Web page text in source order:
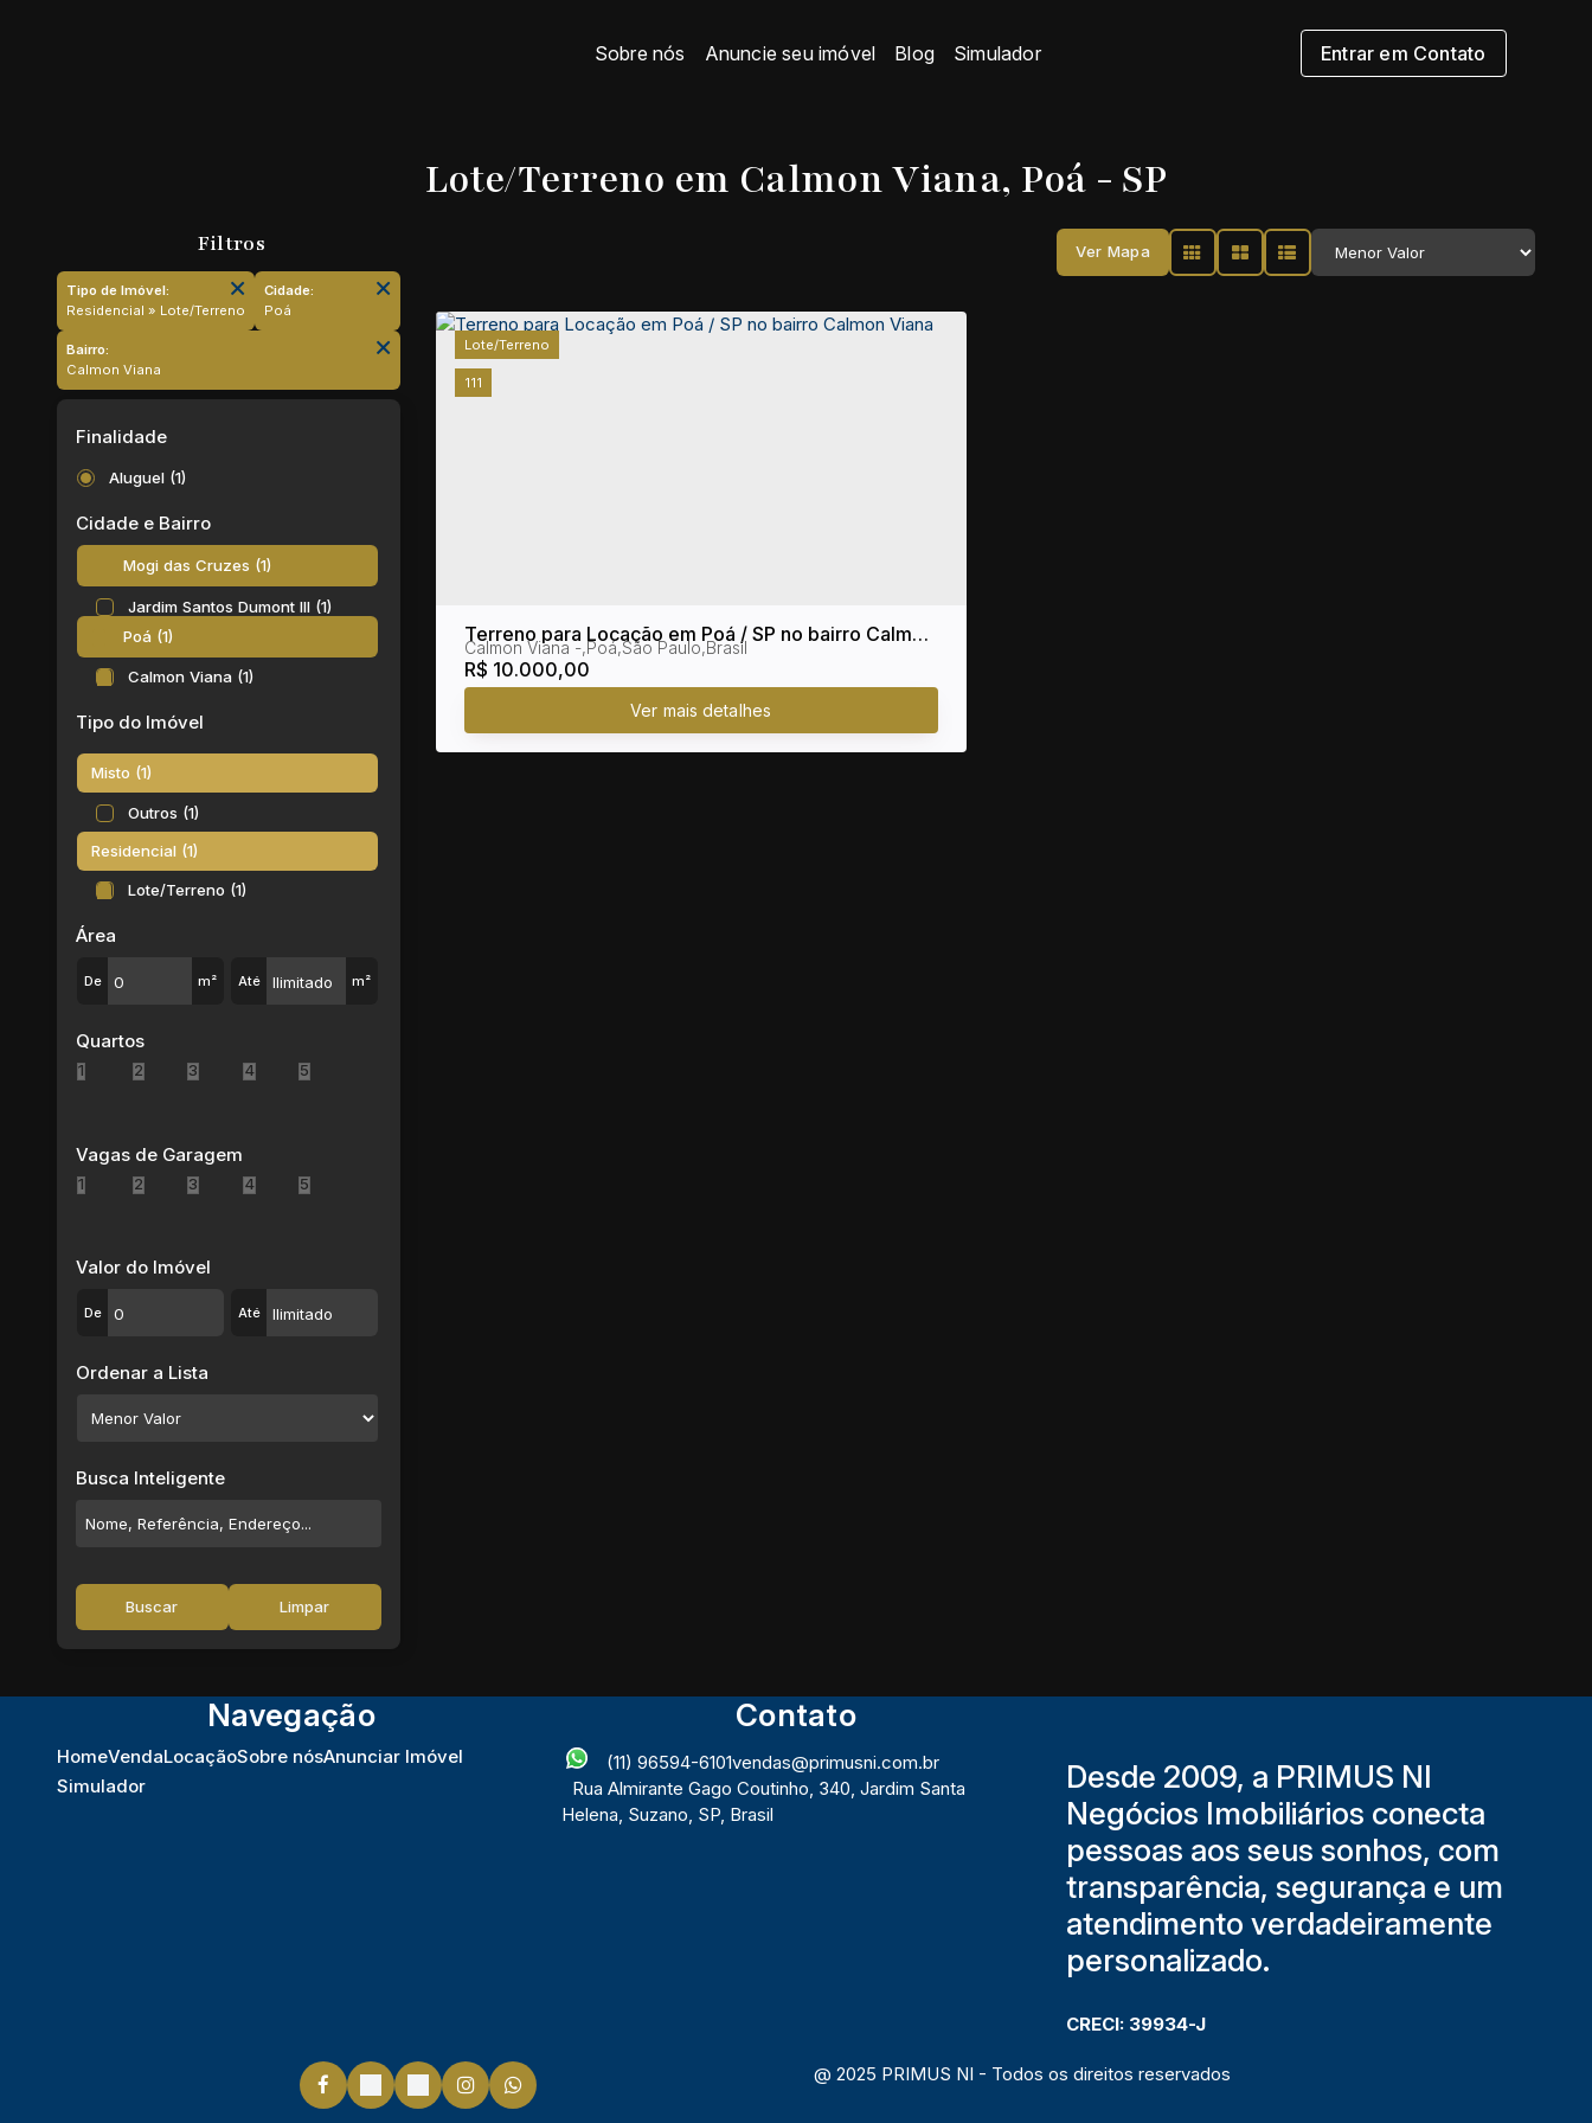
Entrar em Contato
Simulador
Blog
Anuncie seu imóvel
Sobre nós
Lote/Terreno em Calmon Viana, Poá - SP
Tipo de Imóvel:
Residencial » Lote/Terreno
Cidade:
Poá
Bairro:
Calmon Viana
Finalidade
Aluguel (1)
Cidade e Bairro
Mogi das Cruzes (1)
Jardim Santos Dumont III (1)
Poá (1)
Calmon Viana (1)
Tipo do Imóvel
Misto (1)
Outros (1)
Residencial (1)
Lote/Terreno (1)
Área
De m² Até m²
Quartos
1 2 3 4 5
Vagas de Garagem
1 2 3 4 5
Valor do Imóvel
De Até
Ordenar a Lista
Busca Inteligente
Buscar Limpar
Ver Mapa
111
Lote/Terreno
Terreno para Locação em Poá / SP no bairro Calmon
Viana
R$ 10.000,00
Calmon Viana ,Poá,São Paulo,Brasil
Navegação
HomeVendaLocaçãoSobre nósAnunciar Imóvel
Simulador
Contato
(11) 96594-6101vendas@primusni.com.br
Rua Almirante Gago Coutinho, 340, Jardim Santa
Helena, Suzano, SP, Brasil
Desde 2009, a PRIMUS NI
Negócios Imobiliários conecta
pessoas aos seus sonhos, com
transparência, segurança e um
atendimento verdadeiramente
personalizado.
CRECI: 39934-J
@ 2025 PRIMUS NI - Todos os direitos reservados